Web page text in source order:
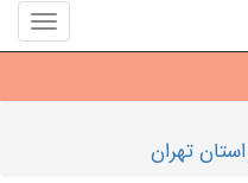
منوی
باران
تهران